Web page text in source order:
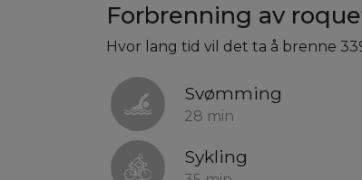
Forbrenning av
Hvor lang tid vil det ta å brenne
Svømming
28 min
Sykling